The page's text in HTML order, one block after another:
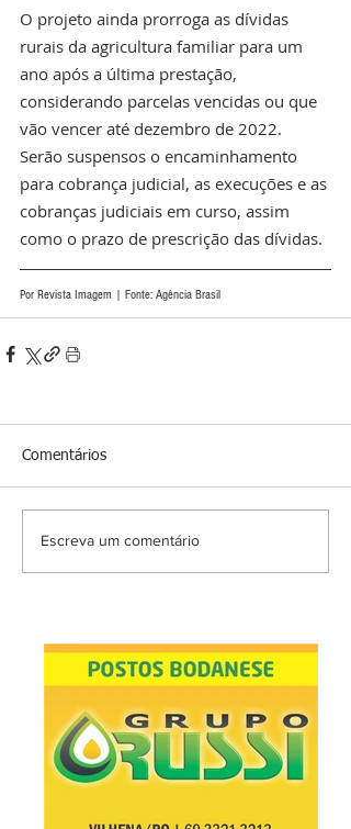
O projeto ainda prorroga as dívidas
rurais da agricultura familiar para um
ano após a última prestação,
considerando parcelas vencidas ou que
vão vencer até dezembro de 2022.
Serão suspensos o encaminhamento
para cobrança judicial, as execuções e as
cobranças judiciais em curso, assim
como o prazo de prescrição das dívidas.
Por Revista Imagem | Fonte: Agência Brasil
Comentários
Escreva um comentário